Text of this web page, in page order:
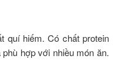
quí hiếm. Có chất protein
hợp với nhiều món ăn.